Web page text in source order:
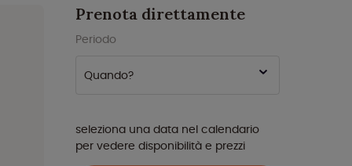
Prenota direttamente
Periodo
Quando?
seleziona una data nel calendario
per vedere disponibilità e prezzi